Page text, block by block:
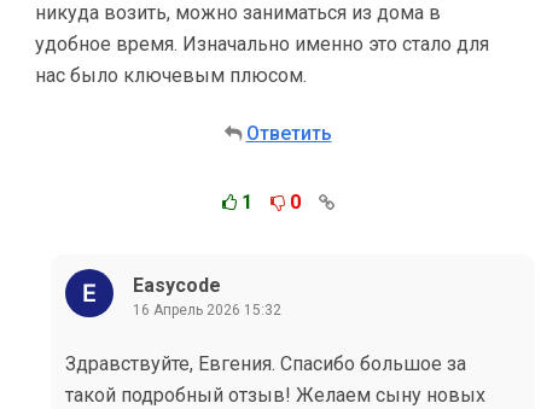
никуда возить, можно заниматься из дома в
удобное время. Изначально именно это стало для
нас было ключевым плюсом.
Ответить
1 0
Easycode
16 Апрель 2026 15:32
Здравствуйте, Евгения. Спасибо большое за
такой подробный отзыв! Желаем сыну новых